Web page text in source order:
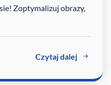
Zoptymalizuj obrazy,
Czytaj dalej